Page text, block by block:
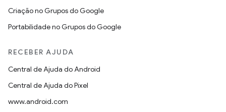
Criação no Grupos do Google
Portabilidade no Grupos do Google
RECEBER AJUDA
Central de Ajuda do Android
Central de Ajuda do Pixel
www.android.com